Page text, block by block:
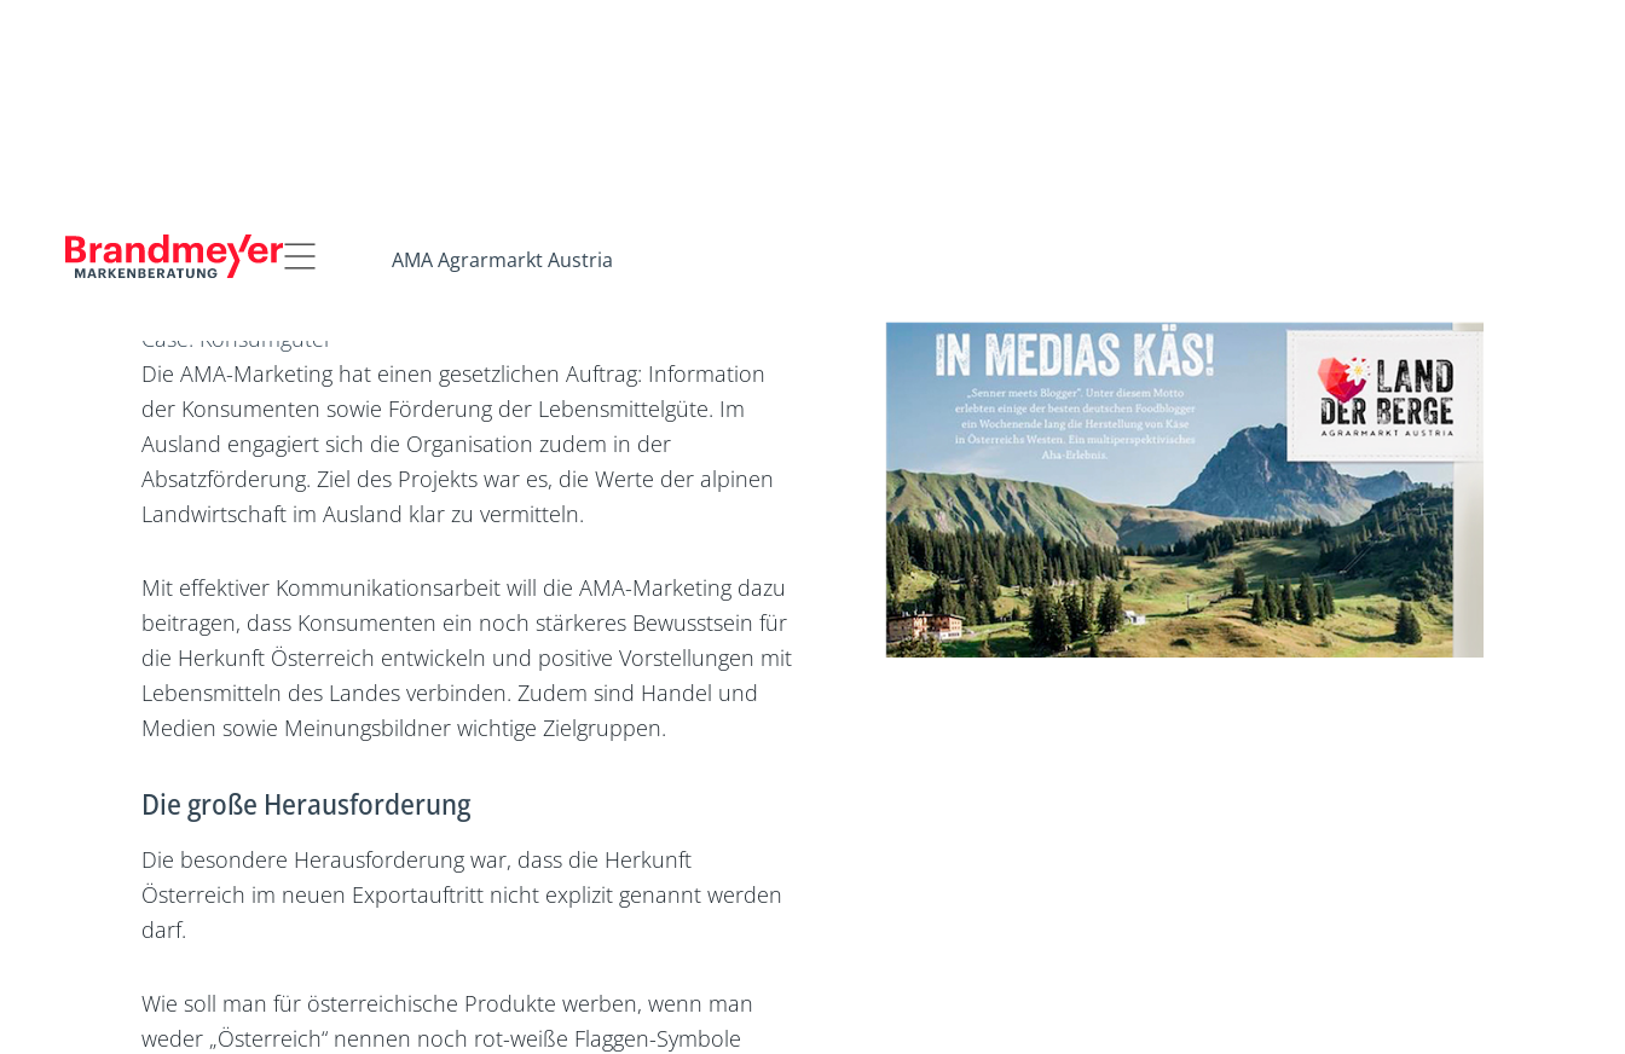
Startseite Referenzen AMA Agrarmarkt Austria
Case: Konsumgüter
Die AMA-Marketing hat einen gesetzlichen Auftrag: Information
der Konsumenten sowie Förderung der Lebensmittelgüte. Im
Ausland engagiert sich die Organisation zudem in der
Absatzförderung. Ziel des Projekts war es, die Werte der alpinen
Landwirtschaft im Ausland klar zu vermitteln.
Mit effektiver Kommunikationsarbeit will die AMA-Marketing dazu
beitragen, dass Konsumenten ein noch stärkeres Bewusstsein für
die Herkunft Österreich entwickeln und positive Vorstellungen mit
Lebensmitteln des Landes verbinden. Zudem sind Handel und
Medien sowie Meinungsbildner wichtige Zielgruppen.
Die große Herausforderung
Die besondere Herausforderung war, dass die Herkunft
Österreich im neuen Exportauftritt nicht explizit genannt werden
darf.
Wie soll man für österreichische Produkte werben, wenn man
weder „Österreich“ nennen noch rot-weiße Flaggen-Symbole